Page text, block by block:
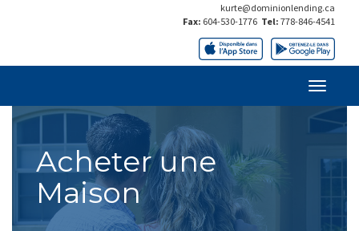
kurte@dominionlending.ca
Tel: 778-846-4541
Fax: 604-530-1776
Acheter une
Maison